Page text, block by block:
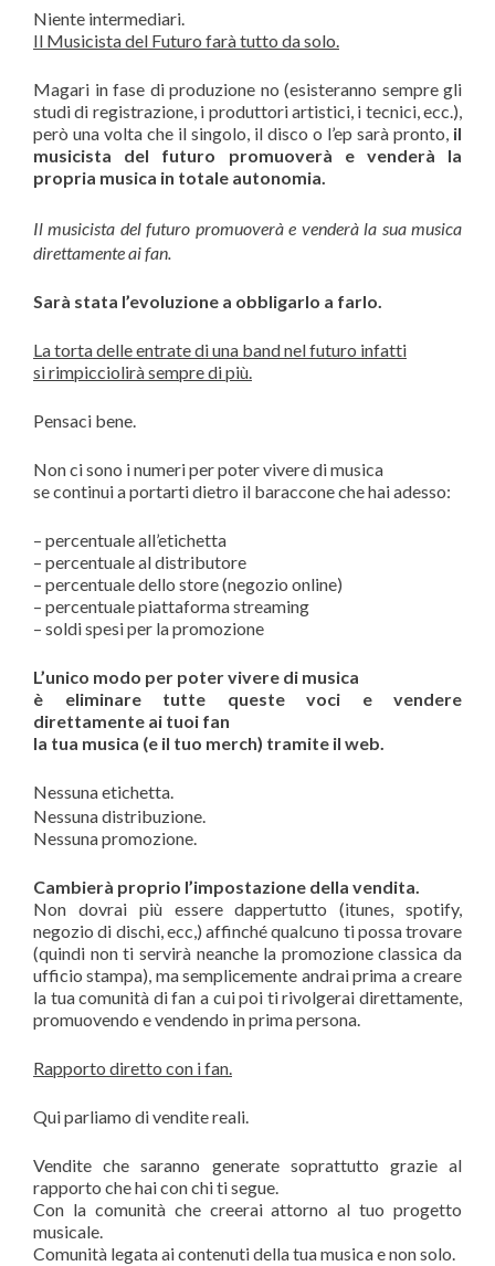
Niente intermediari.
Il Musicista del Futuro farà tutto da solo.
Magari in fase di produzione no (esisteranno sempre gli
studi di registrazione, i produttori artistici, i tecnici, ecc.),
però una volta che il singolo, il disco o l’ep sarà pronto, il
musicista del futuro promuoverà e venderà la
propria musica in totale autonomia.
Il musicista del futuro promuoverà e venderà la sua musica
direttamente ai fan.
Sarà stata l’evoluzione a obbligarlo a farlo.
La torta delle entrate di una band nel futuro infatti
si rimpicciolirà sempre di più.
Pensaci bene.
Non ci sono i numeri per poter vivere di musica
se continui a portarti dietro il baraccone che hai adesso:
– percentuale all’etichetta
– percentuale al distributore
– percentuale dello store (negozio online)
– percentuale piattaforma streaming
– soldi spesi per la promozione
L’unico modo per poter vivere di musica
è eliminare tutte queste voci e vendere
direttamente ai tuoi fan
la tua musica (e il tuo merch) tramite il web.
Nessuna etichetta.
Nessuna distribuzione.
Nessuna promozione.
Cambierà proprio l’impostazione della vendita.
Non dovrai più essere dappertutto (itunes, spotify,
negozio di dischi, ecc,) affinché qualcuno ti possa trovare
(quindi non ti servirà neanche la promozione classica da
ufficio stampa), ma semplicemente andrai prima a creare
la tua comunità di fan a cui poi ti rivolgerai direttamente,
promuovendo e vendendo in prima persona.
Rapporto diretto con i fan.
Qui parliamo di vendite reali.
Vendite che saranno generate soprattutto grazie al
rapporto che hai con chi ti segue.
Con la comunità che creerai attorno al tuo progetto
musicale.
Comunità legata ai contenuti della tua musica e non solo.